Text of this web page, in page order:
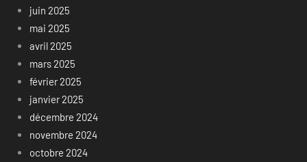
juin 2025
mai 2025
avril 2025
mars 2025
février 2025
janvier 2025
décembre 2024
novembre 2024
octobre 2024